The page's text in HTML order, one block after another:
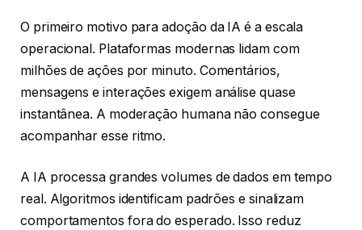
O primeiro motivo para adoção da IA é a escala
operacional. Plataformas modernas lidam com
milhões de ações por minuto. Comentários,
mensagens e interações exigem análise quase
instantânea. A moderação humana não consegue
acompanhar esse ritmo.
A IA processa grandes volumes de dados em tempo
real. Algoritmos identificam padrões e sinalizam
comportamentos fora do esperado. Isso reduz